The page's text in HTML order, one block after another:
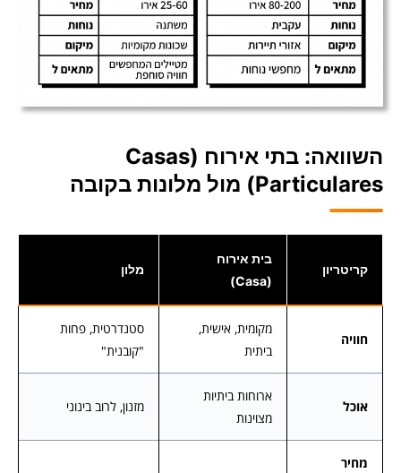
השוואה: בתי אירוח (Casas
Particulares) מול מלונות בקובה
קריטריון
בית אירוח
(Casa)
מלון
חוויה
מקומית, אישית,
ביתית
סטנדרטית, פחות
"קובנית"
אוכל
ארוחות ביתיות
מצוינות
מזנון, לרוב בינוני
מחיר